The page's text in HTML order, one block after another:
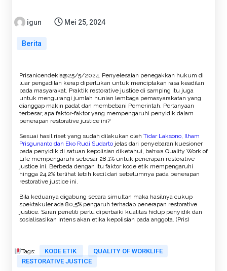
igun Mei 25, 2024
Berita
Prisanicendekia@25/5/2024. Penyelesaian penegakkan hukum di
luar pengadilan kerap diperlukan untuk menciptakan rasa keadilan
pada masyarakat. Praktik restorative justice di samping itu juga
untuk mengurangi jumlah hunian lembaga pemasyarakatan yang
dianggap makin padat dan membebani Pemerintah. Pertanyaan
terbesar, apa faktor-faktor yang mempengaruhi penyidik dalam
penerapan restorative justice ini?
Sesuai hasil riset yang sudah dilakukan oleh Tidar Laksono, Ilham
Prisgunanto dan Eko Rudi Sudarto jelas dari penyebaran kuesioner
pada penyidik di satuan kepolisian diketahui, bahwa Quality Work of
Life mempengaruhi sebesar 28,1% untuk penerapan restorative
justice ini. Berbeda dengan itu faktor kode etik mempengaruhi
hingga 24,2% terlihat lebih kecil dari sebelumnya pada penerapan
restorative justice ini.
Bila keduanya digabung secara simultan maka hasilnya cukup
spektakuler ada 80,5% pengaruh terhadap penerapan restorative
justice. Saran peneliti perlu diperbaiki kualitas hidup penyidik dan
sosialisasikan intens akan etika kepolisian pada anggota. (Pris)
Tags: KODE ETIK
QUALITY OF WORKLIFE
RESTORATIVE JUSTICE